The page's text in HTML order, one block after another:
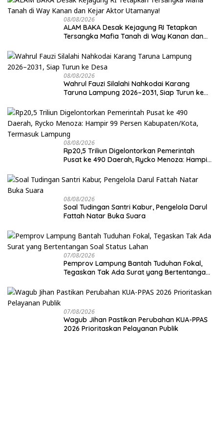
08/08/2026
ALAM BAKA Desak Kejagung RI Tetapkan
Tersangka Mafia Tanah di Way Kanan dan
08/08/2026
Wahrul Fauzi Silalahi Nahkodai Karang
Taruna Lampung 2026–2031, Siap Turun ke
08/08/2026
Rp20,5 Triliun Digelontorkan Pemerintah
Pusat ke 490 Daerah, Rycko Menoza: Hampir
Lampung
08/08/2026
Soal Tudingan Santri Kabur, Pengelola Darul
Fattah Natar Buka Suara
07/08/2026
Pemprov Lampung Bantah Tuduhan Fokal,
Tegaskan Tak Ada Surat yang Bertentangan
07/08/2026
Wagub Jihan Pastikan Perubahan KUA-PPAS
2026 Prioritaskan Pelayanan Publik